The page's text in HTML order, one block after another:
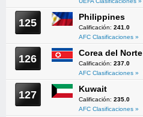
125 Philippines
Calificación: 241.0
AFC Clasificaciones »
126 Corea del Norte
Calificación: 237.0
AFC Clasificaciones »
127 Kuwait
Calificación: 235.0
AFC Clasificaciones »